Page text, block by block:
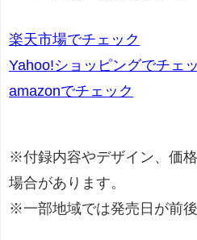
楽天市場でチェック
Yahoo!ショッピングでチェ
amazonでチェック
※付録内容やデザイン、価
場合があります。
※一部地域では発売日が前